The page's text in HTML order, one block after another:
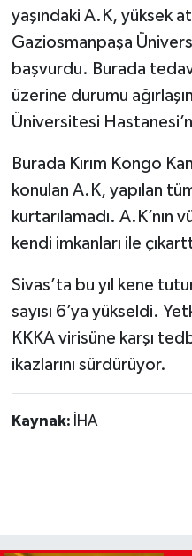
yaşındaki A.K, yüksek
Gaziosmanpaşa
başvurdu. Burada
üzerine durumu
Üniversitesi
Burada Kırım Kongo
konulan A.K, yapılan
kurtarılamadı. A.K’nın
kendi imkanları ile
Sivas’ta bu yıl kene
sayısı 6’ya yükseldi.
KKKA virisüne karşı
ikazlarını sürdürüyor.
Kaynak: İHA